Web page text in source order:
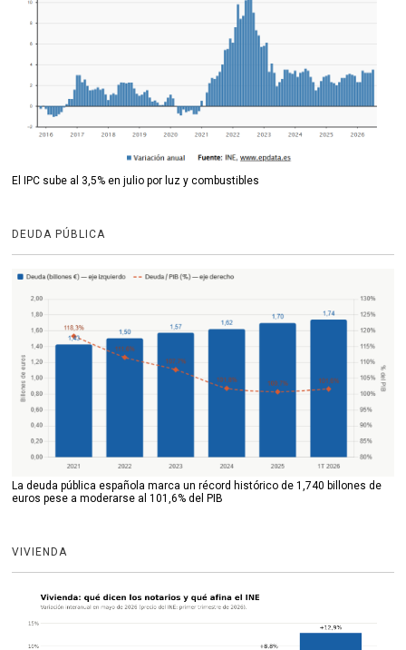
El IPC sube al 3,5% en julio por luz y combustibles
DEUDA PÚBLICA
La deuda pública española marca un récord histórico de 1,740 billones de
euros pese a moderarse al 101,6% del PIB
VIVIENDA